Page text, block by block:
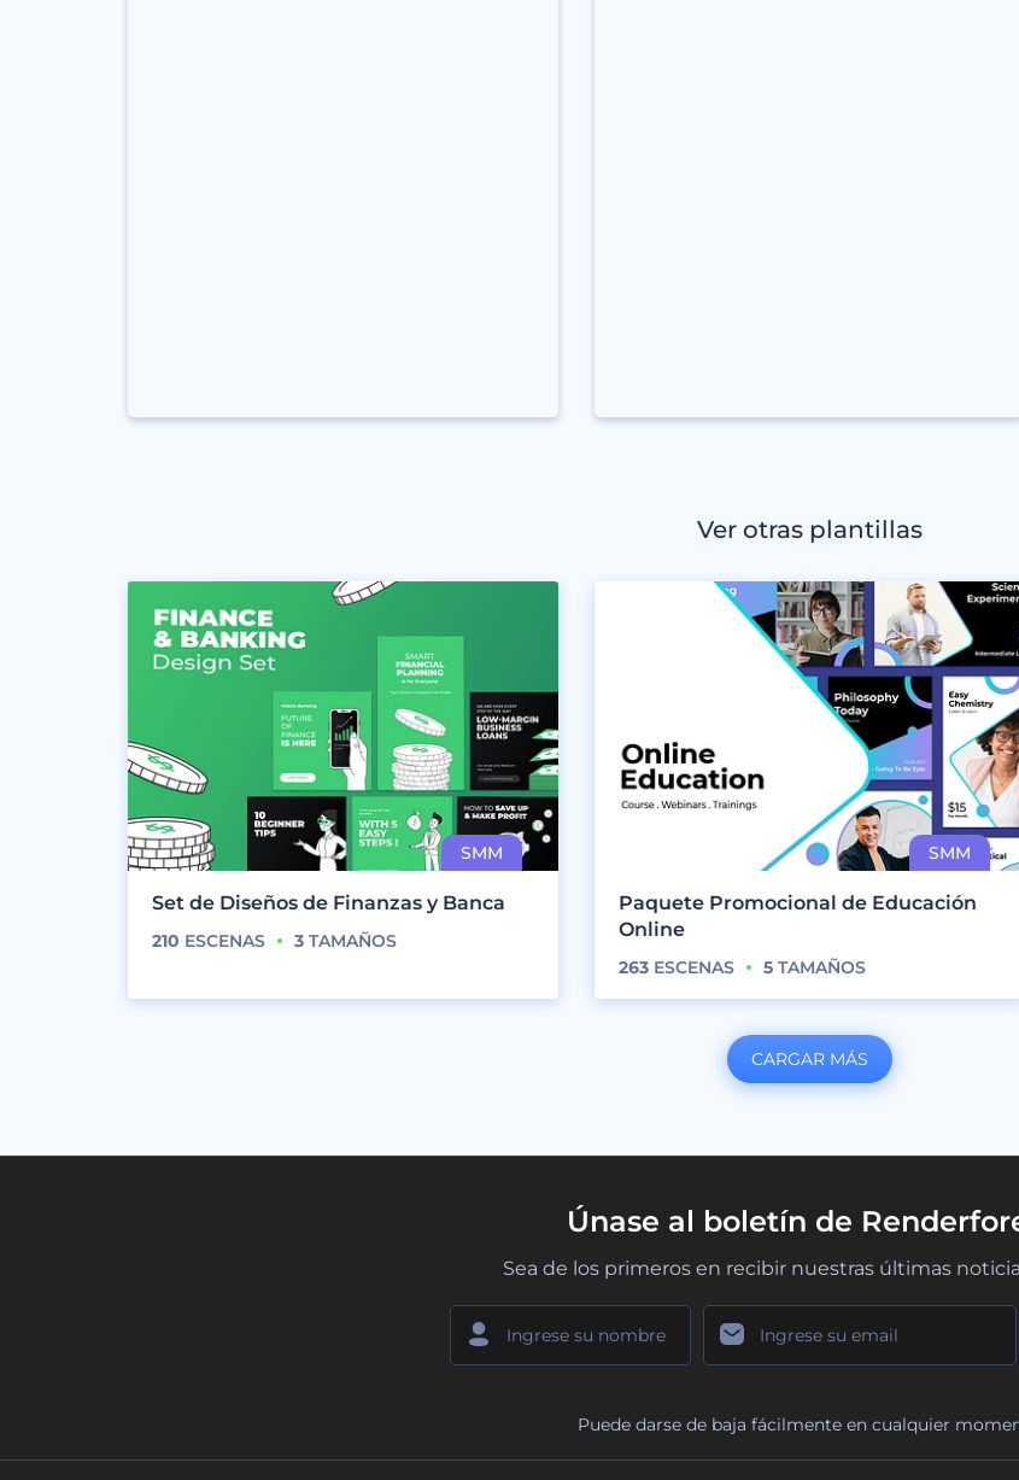
Ver otras plantillas
Set de Diseños de Finanzas y Banca
210 ESCENAS 3 TAMAÑOS
Paquete Promocional de Educación
Online
263 ESCENAS 5 TAMAÑOS
CARGAR MÁS
Únase al boletín de
Sea de los primeros en recibir nuestras últimas
Puede darse de baja fácilmente en cualquier